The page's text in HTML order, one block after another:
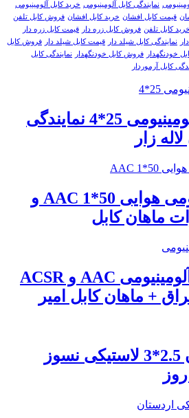
نمایندگی کابل آلومینیومی خرید کابل آلومینیومی
قیمت کابل افشان خرید کابل افشان فروش کابل تلفن
خرید کابل تلفن فروش کابل زره دار
قیمت کابل زره دار
نمایندگی کابل شیلد دار قیمت کابل شیلد دار
فروش کابل
خودنگهدار فروش کابل خودنگهدار
نمایندگی کابل
کابل آرموردار
قیمت کابل آلومینیومی 25*4 نمایندگی
زار
هادی آلومینیومی هوایی 50*1 AAC و
هادی هوایی آلومینیومی AAC و ACSR
+ ماهان کابل امیر
کابل اردستان 2.5*3 لاستیکی نسوز